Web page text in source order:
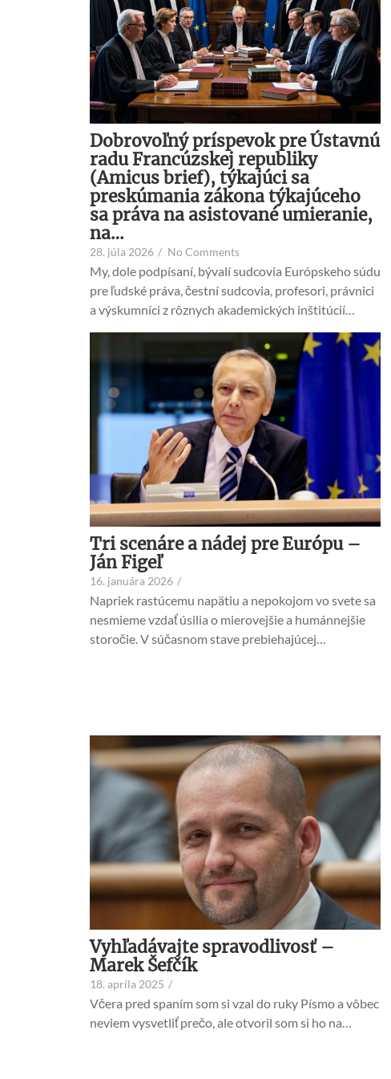
Dobrovoľný príspevok pre Ústavnú
radu Francúzskej republiky
(Amicus brief), týkajúci sa
preskúmania zákona týkajúceho
sa práva na asistované umieranie,
na…
28. júla 2026 / No Comments
My, dole podpísaní, bývalí sudcovia Európskeho súdu
pre ľudské práva, čestní sudcovia, profesori, právnici
a výskumníci z rôznych akademických inštitúcií…
Tri scenáre a nádej pre Európu –
Ján Figeľ
16. januára 2026 /
Napriek rastúcemu napätiu a nepokojom vo svete sa
nesmieme vzdať úsilia o mierovejšie a humánnejšie
storočie. V súčasnom stave prebiehajúcej…
Vyhľadávajte spravodlivosť –
Marek Šefčík
18. apríla 2025 /
Včera pred spaním som si vzal do ruky Písmo a vôbec
neviem vysvetliť prečo, ale otvoril som si ho na…